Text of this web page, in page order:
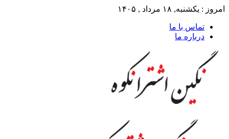
امروز : یکشنبه, ۱۸ مرداد , ۱۴۰۵
تماس با ما
درباره ما